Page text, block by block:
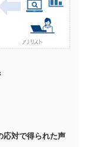
対で得られた声